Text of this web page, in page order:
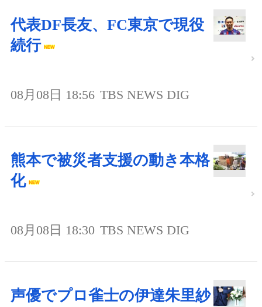
代表DF長友、FC東京で現役
続行
08月08日 18:56 TBS NEWS DIG
熊本で被災者支援の動き本格
化
08月08日 18:30 TBS NEWS DIG
声優でプロ雀士の伊達朱里紗